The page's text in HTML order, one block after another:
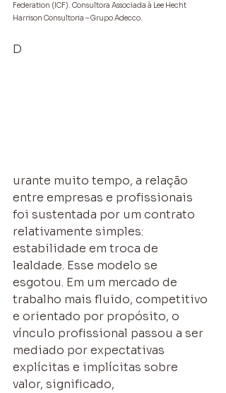
Federation (ICF). Consultora Associada à Lee Hecht
Harrison Consultoria – Grupo Adecco.
D
urante muito tempo, a relação
entre empresas e profissionais
foi sustentada por um contrato
relativamente simples:
estabilidade em troca de
lealdade. Esse modelo se
esgotou. Em um mercado de
trabalho mais fluido, competitivo
e orientado por propósito, o
vínculo profissional passou a ser
mediado por expectativas
explícitas e implícitas sobre
valor, significado,